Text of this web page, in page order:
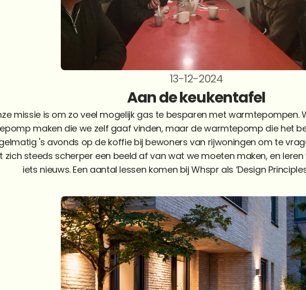
13-12-2024
Aan de keukentafel
missie is om zo veel mogelijk gas te besparen met warmtepompen.
maken die we zelf gaaf vinden, maar de warmtepomp die het
's avonds op de koffie bij bewoners van rijwoningen om te
zich steeds scherper een beeld af van wat we moeten maken, en
iets nieuws. Een aantal lessen komen bij Whspr als ‘Design